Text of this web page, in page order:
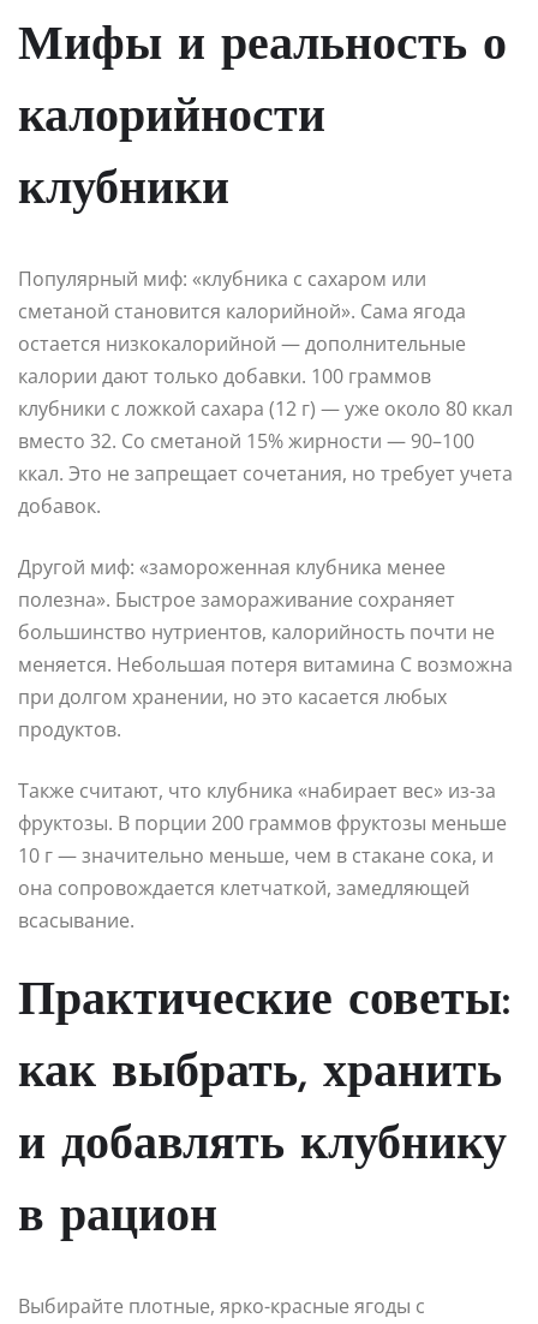
Мифы и реальность о
калорийности
клубники
Популярный миф: «клубника с сахаром или
сметаной становится калорийной». Сама ягода
остается низкокалорийной — дополнительные
калории дают только добавки. 100 граммов
клубники с ложкой сахара (12 г) — уже около 80 ккал
вместо 32. Со сметаной 15% жирности — 90–100
ккал. Это не запрещает сочетания, но требует учета
добавок.
Другой миф: «замороженная клубника менее
полезна». Быстрое замораживание сохраняет
большинство нутриентов, калорийность почти не
меняется. Небольшая потеря витамина C возможна
при долгом хранении, но это касается любых
продуктов.
Также считают, что клубника «набирает вес» из-за
фруктозы. В порции 200 граммов фруктозы меньше
10 г — значительно меньше, чем в стакане сока, и
она сопровождается клетчаткой, замедляющей
всасывание.
Практические советы:
как выбрать, хранить
и добавлять клубнику
в рацион
Выбирайте плотные, ярко-красные ягоды с